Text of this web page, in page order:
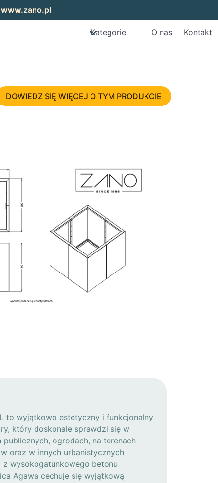
www.zano.pl
Kategorie O nas Kontakt
DOWIEDZ SIĘ WIĘCEJ O TYM PRODUKCIE
to wyjątkowo estetyczny i funkcjonalny
który doskonale sprawdzi się w
publicznych, ogrodach, na terenach
oraz w innych urbanistycznych
z wysokogatunkowego betonu
Agawa cechuje się wyjątkową